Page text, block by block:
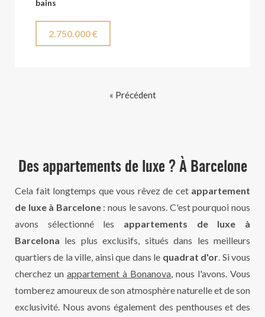
bains
2.750.000 €
« Précédent
Des appartements de luxe ? À Barcelone
Cela fait longtemps que vous rêvez de cet appartement
de luxe à Barcelone: nous le savons. C'est pourquoi nous
avons sélectionné les appartements de luxe à
Barcelona les plus exclusifs, situés dans les meilleurs
quartiers de la ville, ainsi que dans le quadrat d'or. Si vous
cherchez un appartement à Bonanova, nous l'avons. Vous
tomberez amoureux de son atmosphère naturelle et de son
exclusivité. Nous avons également des penthouses et des